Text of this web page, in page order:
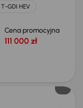
T-GDI HEV
Cena promocyjna
111 000 zł